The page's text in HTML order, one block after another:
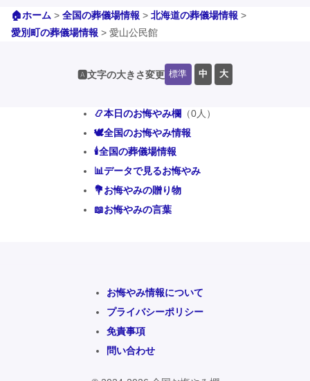
🏠ホーム > 全国の葬儀場情報 > 北海道の葬儀場情報 >
愛別町の葬儀場情報 > 愛山公民館
🅰️文字の大きさ変更 標準 中 大
📿本日のお悔やみ欄 （0人）
🕊️全国のお悔やみ情報
🕯️全国の葬儀場情報
📊データで見るお悔やみ
💐お悔やみの贈り物
📖お悔やみの言葉
お悔やみ情報について
プライバシーポリシー
免責事項
問い合わせ